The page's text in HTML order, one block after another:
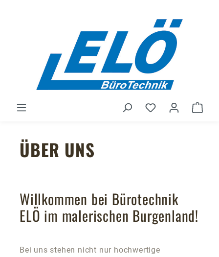
Du hast 0
ÜBER UNS
Willkommen bei Bürotechnik
ELÖ im malerischen Burgenland!
Bei uns stehen nicht nur hochwertige